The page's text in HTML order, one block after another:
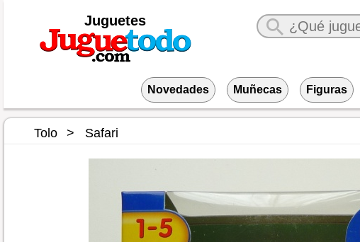
Juguetes
Novedades Muñecas Figuras
Tolo Safari